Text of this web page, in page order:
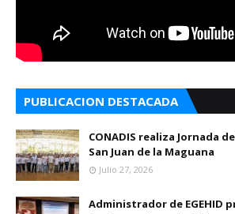
PUBLICACION DESTACADA
CONADIS realiza Jornada
San Juan de la Maguana
Julio 27, 2026
Administrador de EGEHID